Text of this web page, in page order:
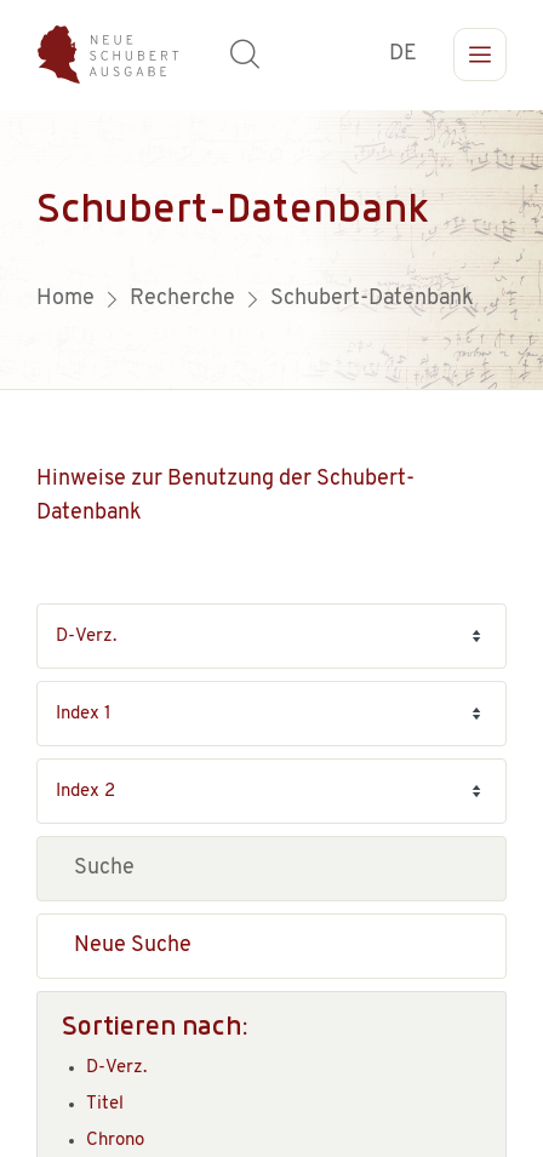
DE
Schubert-Datenbank
Home Recherche Schubert-Datenbank
Hinweise zur Benutzung der Schubert-
Datenbank
Neue Suche
Sortieren nach:
D-Verz.
Titel
Chrono